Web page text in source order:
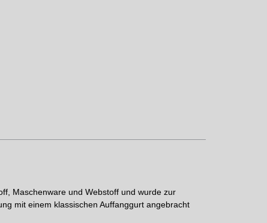
Maschenware und Webstoff und wurde zur
mit einem klassischen Auffanggurt angebracht